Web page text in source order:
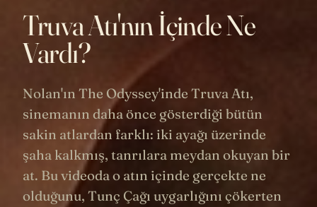
Truva Atı'nın İçinde Ne
Vardı?
Nolan'ın The Odyssey'inde Truva Atı,
sinemanın daha önce gösterdiği bütün
sakin atlardan farklı: iki ayağı üzerinde
şaha kalkmış, tanrılara meydan okuyan bir
at. Bu videoda o atın içinde gerçekte ne
olduğunu, Tunç Çağı uygarlığını çökerten